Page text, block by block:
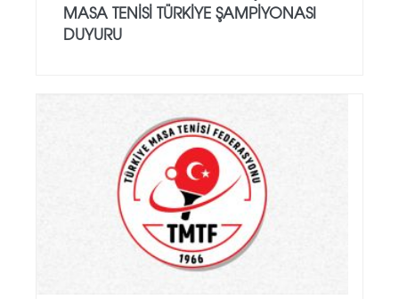
MASA TENISI TÜRKIYE ŞAMPIYONASI
DUYURU